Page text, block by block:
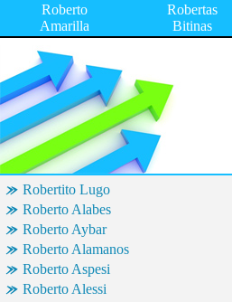
Roberto
Amarilla
Robertas
Bitinas
Robertito Lugo
Roberto Alabes
Roberto Aybar
Roberto Alamanos
Roberto Aspesi
Roberto Alessi